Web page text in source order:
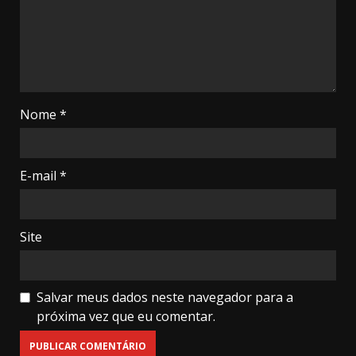
Nome *
E-mail *
Site
Salvar meus dados neste navegador para a
próxima vez que eu comentar.